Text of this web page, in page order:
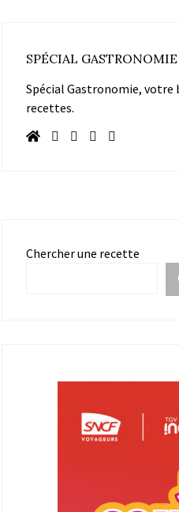
SPÉCIAL GASTRONOMIE
Spécial Gastronomie, votre
recettes.
Chercher une recette